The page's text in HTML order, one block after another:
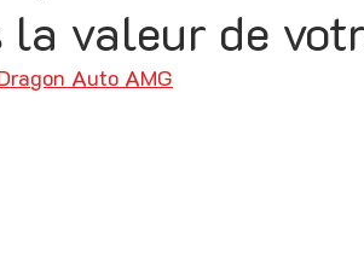
la valeur de
Auto AMG